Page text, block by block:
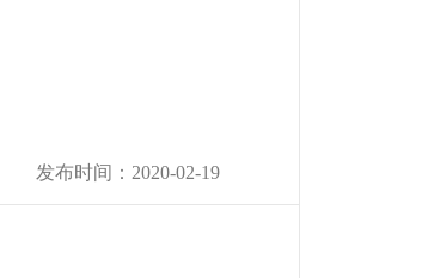
发布时间：2020-02-19